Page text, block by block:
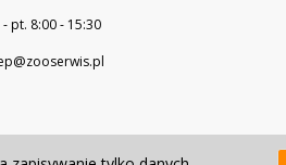
pt. 8:00 - 15:30